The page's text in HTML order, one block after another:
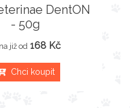
DentON
- 50g
již od 168 Kč
Chci koupit